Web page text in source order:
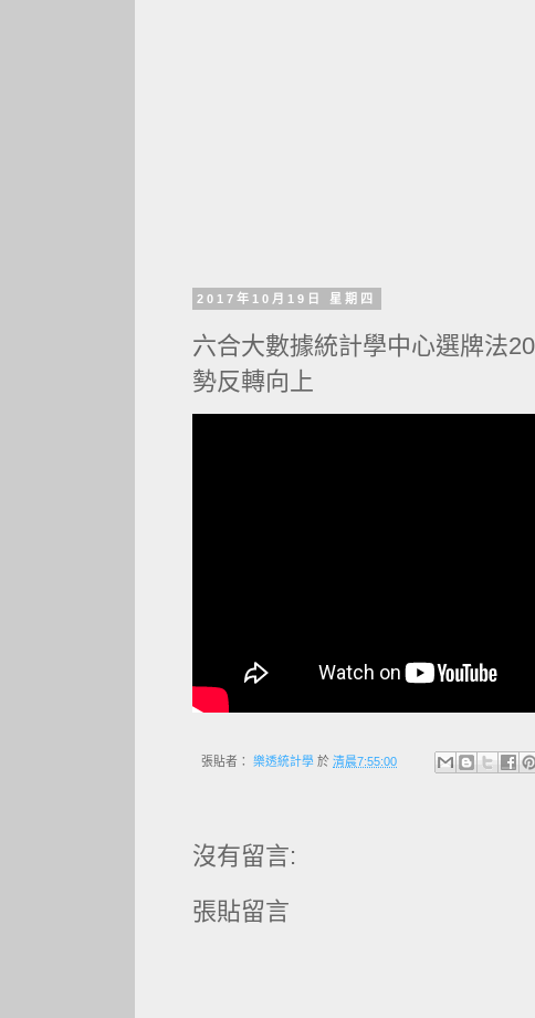
2017年10月19日 星期四
六合大數據統計學中心選牌法
勢反轉向上
張貼者： 樂透統計學 於 清晨7:55:00
沒有留言:
張貼留言